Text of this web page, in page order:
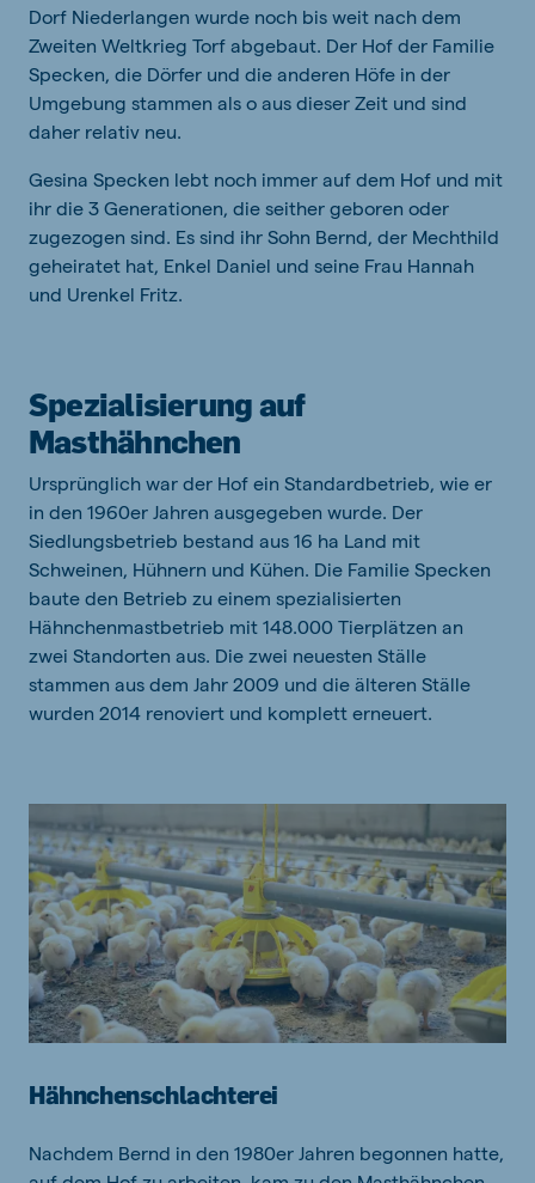
Dorf Niederlangen wurde noch bis weit nach dem
Zweiten Weltkrieg Torf abgebaut. Der Hof der Familie
Specken, die Dörfer und die anderen Höfe in der
Umgebung stammen als o aus dieser Zeit und sind
daher relativ neu.
Gesina Specken lebt noch immer auf dem Hof und mit
ihr die 3 Generationen, die seither geboren oder
zugezogen sind. Es sind ihr Sohn Bernd, der Mechthild
geheiratet hat, Enkel Daniel und seine Frau Hannah
und Urenkel Fritz.
Spezialisierung auf
Masthähnchen
Ursprünglich war der Hof ein Standardbetrieb, wie er
in den 1960er Jahren ausgegeben wurde. Der
Siedlungsbetrieb bestand aus 16 ha Land mit
Schweinen, Hühnern und Kühen. Die Familie Specken
baute den Betrieb zu einem spezialisierten
Hähnchenmastbetrieb mit 148.000 Tierplätzen an
zwei Standorten aus. Die zwei neuesten Ställe
stammen aus dem Jahr 2009 und die älteren Ställe
wurden 2014 renoviert und komplett erneuert.
Hähnchenschlachterei
Nachdem Bernd in den 1980er Jahren begonnen hatte,